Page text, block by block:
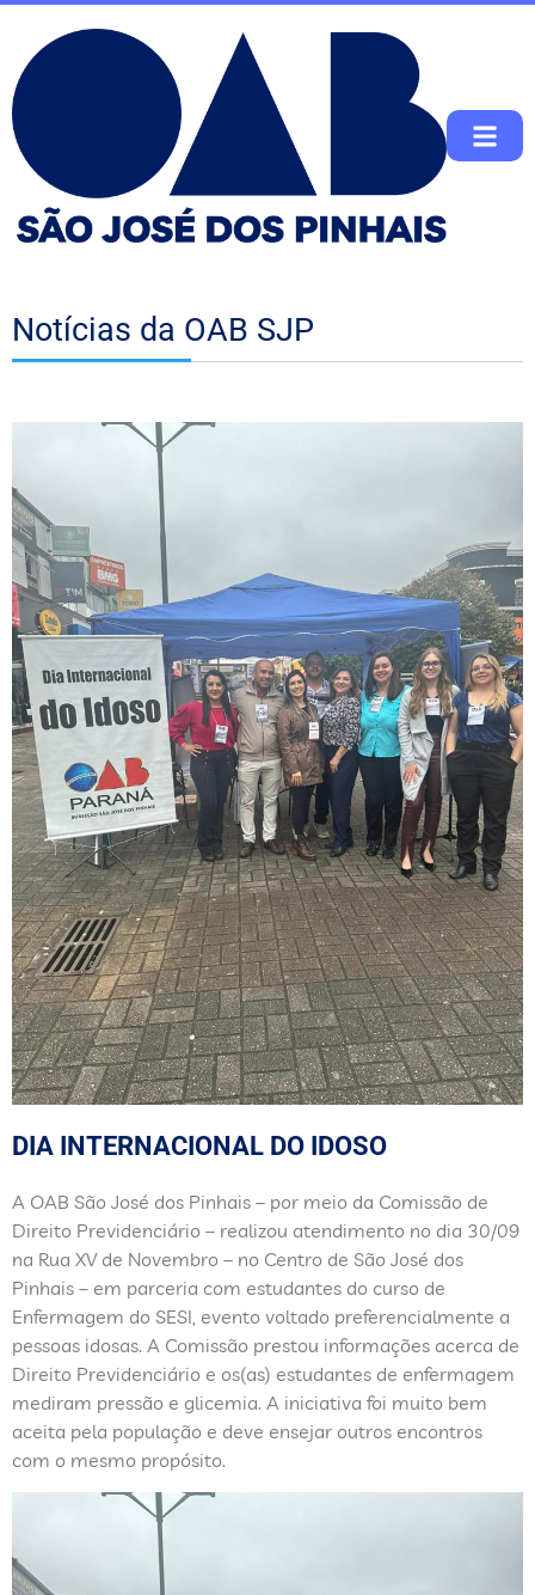
Notícias da OAB SJP
DIA INTERNACIONAL DO IDOSO
A OAB São José dos Pinhais – por meio da Comissão de
Direito Previdenciário – realizou atendimento no dia 30/09
na Rua XV de Novembro – no Centro de São José dos
Pinhais – em parceria com estudantes do curso de
Enfermagem do SESI, evento voltado preferencialmente a
pessoas idosas. A Comissão prestou informações acerca de
Direito Previdenciário e os(as) estudantes de enfermagem
mediram pressão e glicemia. A iniciativa foi muito bem
aceita pela população e deve ensejar outros encontros
com o mesmo propósito.